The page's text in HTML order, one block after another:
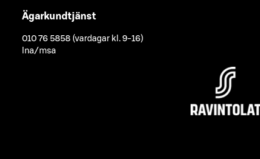
Ägarkundtjänst
010 76 5858 (vardagar kl. 9-16)
lna/msa